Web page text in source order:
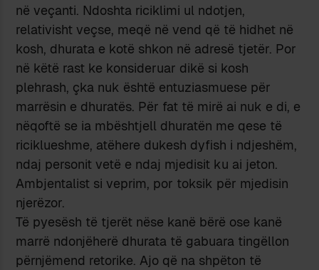
në veçanti. Ndoshta riciklimi ul ndotjen,
relativisht veçse, meqë në vend që të hidhet në
kosh, dhurata e kotë shkon në adresë tjetër. Por
në këtë rast ke konsideruar dikë si kosh
plehrash, çka nuk është entuziasmuese për
marrësin e dhuratës. Për fat të mirë ai nuk e di, e
nëqoftë se ia mbështjell dhuratën me qese të
riciklueshme, atëhere dukesh dyfish i ndjeshëm,
ndaj personit vetë e ndaj mjedisit ku ai jeton.
Ambjentalist si veprim, por toksik për mjedisin
njerëzor.
Të pyesësh të tjerët nëse kanë bërë ose kanë
marrë ndonjëherë dhurata të gabuara tingëllon
përnjëmend retorike. Ajo që na shpëton të